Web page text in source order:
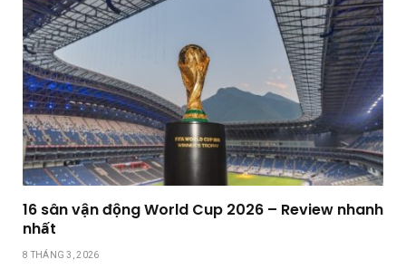
16 sân vận động World Cup 2026 – Review nhanh
nhất
8 THÁNG 3, 2026